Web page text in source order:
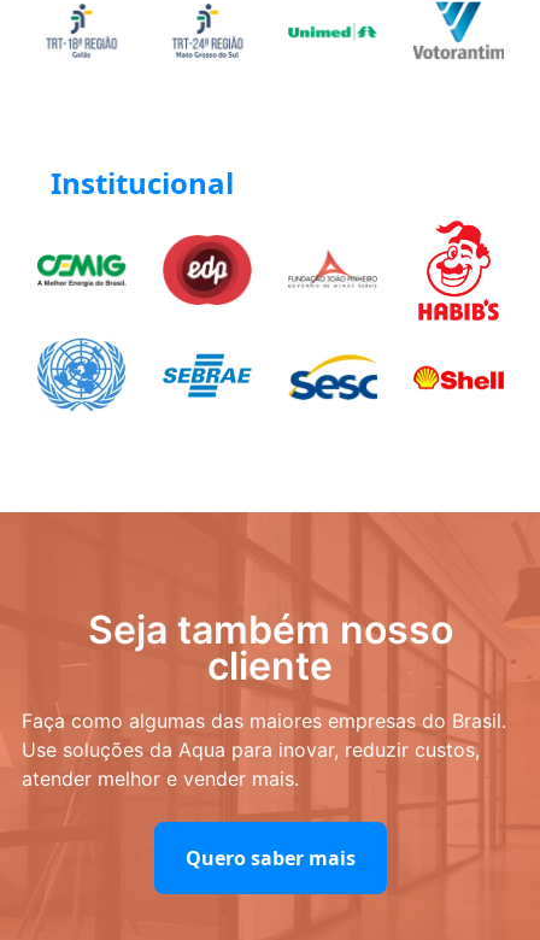
Institucional
Seja também nosso
cliente
Faça como algumas das maiores empresas do Brasil.
Use soluções da Aqua para inovar, reduzir custos,
atender melhor e vender mais.
Quero saber mais